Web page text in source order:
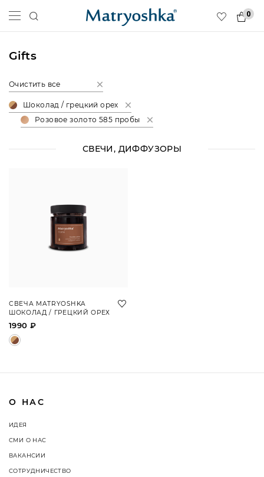
0
Gifts
Очистить все
Шоколад / грецкий орех
Розовое золото 585 пробы
СВЕЧИ, ДИФФУЗОРЫ
СВЕЧА MATRYOSHKA
ШОКОЛАД / ГРЕЦКИЙ ОРЕХ
1990 ₽
О НАС
ИДЕЯ
СМИ О НАС
ВАКАНСИИ
СОТРУДНИЧЕСТВО